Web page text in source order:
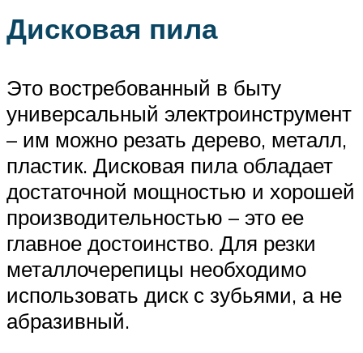
Дисковая пила
Это востребованный в быту
универсальный электроинструмент
– им можно резать дерево, металл,
пластик. Дисковая пила обладает
достаточной мощностью и хорошей
производительностью – это ее
главное достоинство. Для резки
металлочерепицы необходимо
использовать диск с зубьями, а не
абразивный.